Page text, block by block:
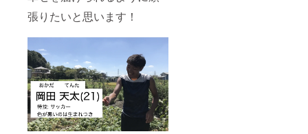
張りたいと思います！